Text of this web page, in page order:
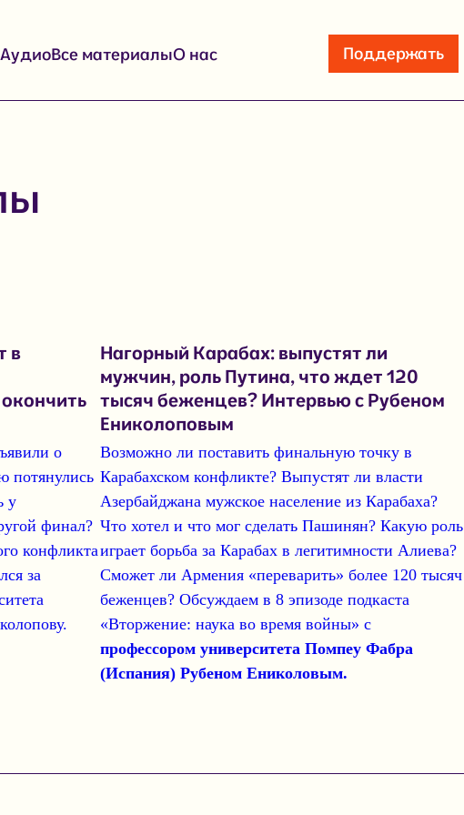
АудиоВсе материалыО нас Поддержать
в
о
потянулись
у
финал?
конфликта
за
Нагорный Карабах: выпустят ли
мужчин, роль Путина, что ждет 120
тысяч беженцев? Интервью с Рубеном
Ениколоповым
Возможно ли поставить финальную точку в
Карабахском конфликте? Выпустят ли власти
Азербайджана мужское население из Карабаха?
Что хотел и что мог сделать Пашинян? Какую роль
играет борьба за Карабах в легитимности Алиева?
Сможет ли Армения «переварить» более 120 тысяч
беженцев? Обсуждаем в 8 эпизоде подкаста
«Вторжение: наука во время войны» с
профессором университета Помпеу Фабра
(Испания) Рубеном Ениколовым.